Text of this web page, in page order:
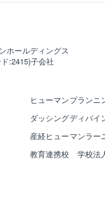
ホールディングス
:2415)子会社
ヒューマンプランニ
ダッシングディバイ
産経ヒューマンラー
教育連携校 学校法